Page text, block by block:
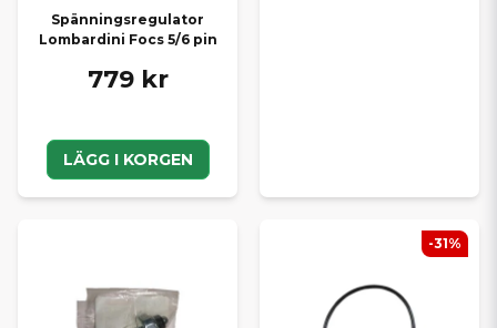
Spänningsregulator
Lombardini Focs 5/6 pin
779 kr
LÄGG I KORGEN
-31%